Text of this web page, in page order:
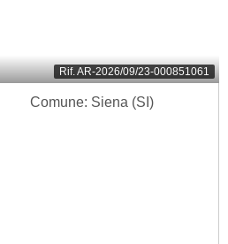
Rif.AR-2026/09/23-000851061
Comune: Siena (SI)